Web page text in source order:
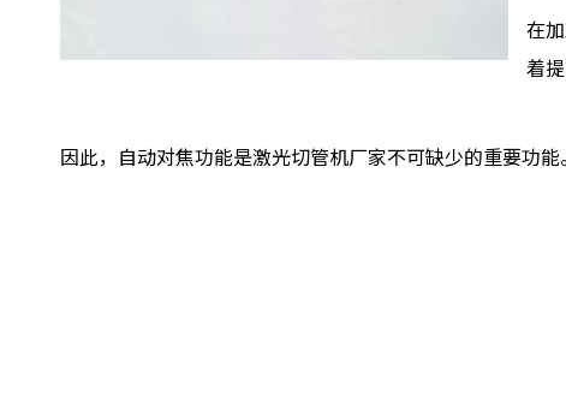
在
着
因此，自动对焦功能是激光切管机厂家不可缺少的重要功能。